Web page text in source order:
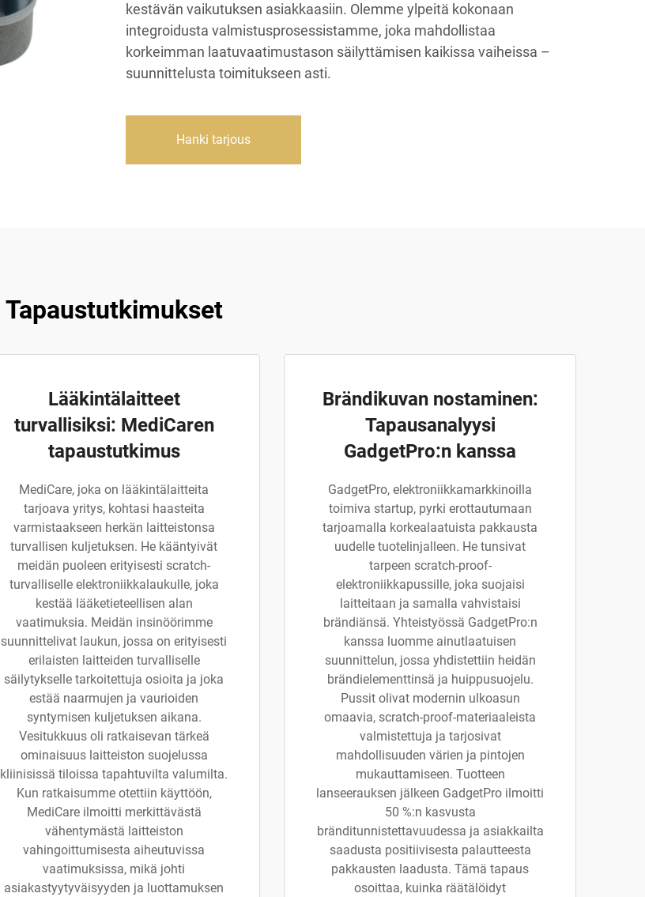
kestävän vaikutuksen asiakkaasiin. Olemme ylpeitä kokonaan
integroidusta valmistusprosessistamme, joka mahdollistaa
korkeimman laatuvaatimustason säilyttämisen kaikissa vaiheissa –
suunnittelusta toimitukseen asti.
Hanki tarjous
Tapaustutkimukset
Lääkintälaitteet
turvallisiksi: MediCaren
tapaustutkimus
MediCare, joka on lääkintälaitteita
tarjoava yritys, kohtasi haasteita
varmistaakseen herkän laitteistonsa
turvallisen kuljetuksen. He kääntyivät
meidän puoleen erityisesti scratch-
turvalliselle elektroniikkalaukulle, joka
kestää lääketieteellisen alan
vaatimuksia. Meidän insinöörimme
suunnittelivat laukun, jossa on erityisesti
erilaisten laitteiden turvalliselle
säilytykselle tarkoitettuja osioita ja joka
estää naarmujen ja vaurioiden
syntymisen kuljetuksen aikana.
Vesitukkuus oli ratkaisevan tärkeä
ominaisuus laitteiston suojelussa
kliinisissä tiloissa tapahtuvilta valumilta.
Kun ratkaisumme otettiin käyttöön,
MediCare ilmoitti merkittävästä
vähentymästä laitteiston
vahingoittumisesta aiheutuvissa
vaatimuksissa, mikä johti
asiakastyytyväisyyden ja luottamuksen
Brändikuvan nostaminen:
Tapausanalyysi
GadgetPro:n kanssa
GadgetPro, elektroniikkamarkkinoilla
toimiva startup, pyrki erottautumaan
tarjoamalla korkealaatuista pakkausta
uudelle tuotelinjalleen. He tunsivat
tarpeen scratch-proof-
elektroniikkapussille, joka suojaisi
laitteitaan ja samalla vahvistaisi
brändiänsä. Yhteistyössä GadgetPro:n
kanssa luomme ainutlaatuisen
suunnittelun, jossa yhdistettiin heidän
brändielementtinsä ja huippusuojelu.
Pussit olivat modernin ulkoasun
omaavia, scratch-proof-materiaaleista
valmistettuja ja tarjosivat
mahdollisuuden värien ja pintojen
mukauttamiseen. Tuotteen
lanseerauksen jälkeen GadgetPro ilmoitti
50 %:n kasvusta
bränditunnistettavuudessa ja asiakkailta
saadusta positiivisesta palautteesta
pakkausten laadusta. Tämä tapaus
osoittaa, kuinka räätälöidyt